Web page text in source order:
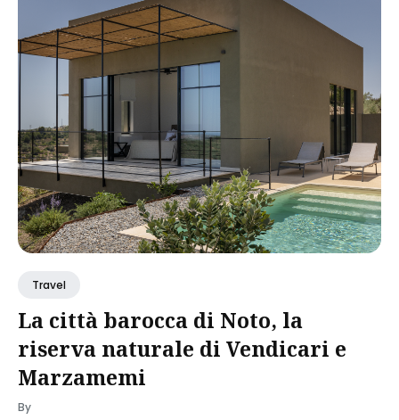
Travel
La città barocca di Noto, la
riserva naturale di Vendicari e
Marzamemi
By